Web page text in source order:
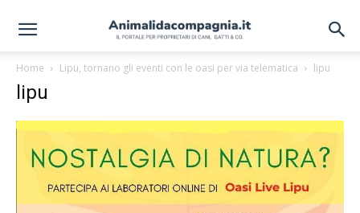
Home Lipu, tornano gli eventi con le oasi per via telematica lipu
lipu